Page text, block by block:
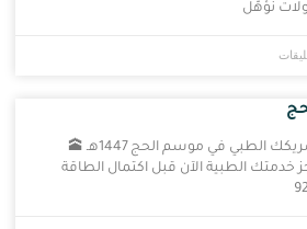
نؤهّل
لازم للخدمات الطبية | شريكك الطبي في موسم الحج 1447هـ 🕋
1447هـ | احجز خدمتك الطبية الآن قبل اكتمال الطاقة